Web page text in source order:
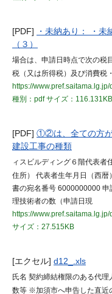
[PDF]
・未納あり： ・未
（３）
場合は、申請日時点で次の税
税（又は所得税）及び消費税
https://
種別：pdfサイズ：116.131KB
[PDF] ①②は、全ての方
建設工事の種類
ィスビルディング６階代表者
住所） 代表者生年月日（西暦
書の宛名番号 6000000000 申
理技術者の数（申請日現
https://
サイズ：27.515KB
[エクセル] d12_.xls
氏名 契約締結権限のある代
数等 ※加須市へ申告した直近